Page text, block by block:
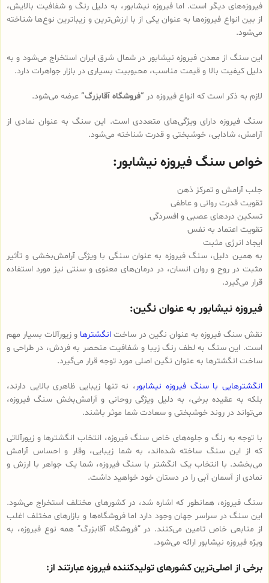
فیروزه‌های دیگر است. اما فیروزه نیشابور، به دلیل رنگ و شفافیت بالایش،
از بین انواع فیروزه‌ها به عنوان یکی از با ارزش‌ترین و زیباترین نوع‌ها شناخته
می‌شود.
این سنگ از معدن فیروزه نیشابور در شمال شرق ایران استخراج می‌شود و به
دلیل کیفیت بالا و قیمت مناسب، محبوبیت بسیاری در بازار جواهرات دارد.
لازم به ذکر است که انواع فیروزه در “فروشگاه آقابزرگ” عرضه می‌شود.
سنگ فیروزه دارای ویژگی‌های متعددی است. این سنگ به عنوان نمادی از
آرامش، شادابی، خوشبختی و قدرت شناخته می‌شود.
خواص سنگ فیروزه نیشابور:
جلب آرامش و تمرکز ذهن
تقویت قدرت روانی و عاطفی
تسکین دردهای عصبی و افسردگی
تقویت اعتماد به نفس
ایجاد انرژی مثبت
به همین دلیل، سنگ فیروزه به عنوان سنگی با ویژگی آرامش‌بخشی و تأثیر
مثبت در روح و روان انسان، در درمان‌های معنوی و سنتی نیز مورد استفاده
قرار می‌گیرد.
فیروزه نیشابور به عنوان نگین:
نقش سنگ فیروزه به عنوان نگین در ساخت انگشترها و زیورآلات بسیار مهم
است. این سنگ به لطف رنگ زیبا و شفافیت منحصر به فردش، در طراحی و
ساخت انگشترها به عنوان نگین اصلی مورد توجه قرار می‌گیرد.
انگشترهایی با سنگ فیروزه نیشابور، نه تنها زیبایی ظاهری بالایی دارند،
بلکه به عقیده برخی، به دلیل ویژگی روحانی و آرامش‌بخش سنگ فیروزه،
می‌تواند در روند خوشبختی و سعادت شما موثر باشند.
با توجه به رنگ و جلوه‌های خاص سنگ فیروزه، انتخاب انگشترها و زیورآلاتی
که از این سنگ ساخته شده‌اند، به شما زیبایی، وقار و احساس آرامش
می‌بخشد. با انتخاب یک انگشتر با سنگ فیروزه، شما یک جواهر با ارزش و
نمادی از آسمان آبی را در دستان خود خواهید داشت.
سنگ فیروزه، همانطور که اشاره شد، در کشورهای مختلف استخراج می‌شود.
این سنگ در سراسر جهان وجود دارد اما فروشگاه‌ها و بازارهای مختلف اغلب
از منابعی خاص تامین می‌کنند. در “فروشگاه آقابزرگ” همه نوع فیروزه، به
ویژه فیروزه نیشابور ارائه می‌شود.
برخی از اصلی‌ترین کشورهای تولیدکننده فیروزه عبارتند از: